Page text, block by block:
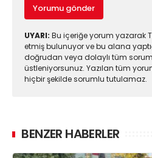
Yorumu gönder
UYARI: Bu içeriğe yorum yazarak
etmiş bulunuyor ve bu alana
doğrudan veya dolaylı tüm
üstleniyorsunuz. Yazılan tüm
hiçbir şekilde sorumlu tutulamaz.
BENZER HABERLER